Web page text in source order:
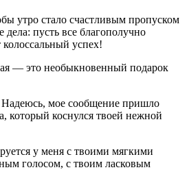
утро стало счастливым пропуском
дела: пусть все благополучно
успех!
— это необыкновенный подарок
Надеюсь, мое сообщение пришло
который коснулся твоей нежной
у меня с твоими мягкими
голосом, с твоим ласковым